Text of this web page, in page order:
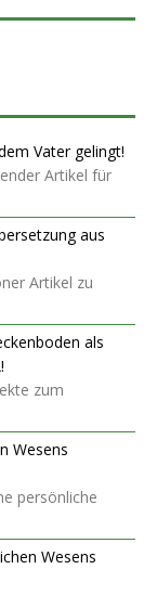
Vater gelingt!
Artikel für
aus
Artikel zu
als
zum
Wesens
persönliche
Wesens